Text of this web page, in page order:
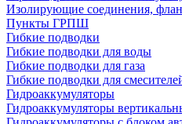
Изолирующие соединения,
Пункты ГРПШ
Гибкие подводки
Гибкие подводки для воды
Гибкие подводки для газа
Гибкие подводки для
Гидроаккумуляторы
Гидроаккумуляторы